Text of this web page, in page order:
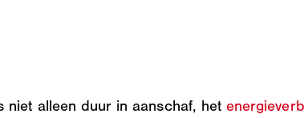
niet alleen duur in aanschaf, het